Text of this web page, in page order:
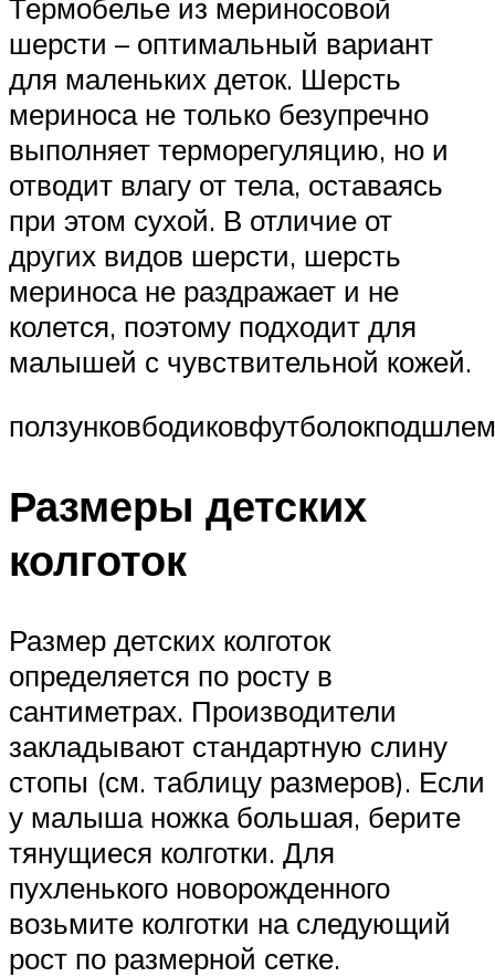
Термобелье из мериносовой
шерсти – оптимальный вариант
для маленьких деток. Шерсть
мериноса не только безупречно
выполняет терморегуляцию, но и
отводит влагу от тела, оставаясь
при этом сухой. В отличие от
других видов шерсти, шерсть
мериноса не раздражает и не
колется, поэтому подходит для
малышей с чувствительной кожей.
Размеры детских
колготок
Размер детских колготок
определяется по росту в
сантиметрах. Производители
закладывают стандартную слину
стопы (см. таблицу размеров). Если
у малыша ножка большая, берите
тянущиеся колготки. Для
пухленького новорожденного
возьмите колготки на следующий
рост по размерной сетке.